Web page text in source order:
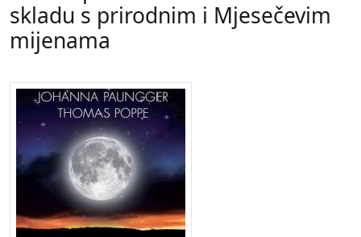
skladu s prirodnim i Mjesečevim
mijenama